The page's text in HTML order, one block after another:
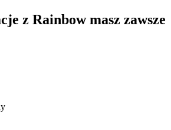
z Rainbow masz zawsze